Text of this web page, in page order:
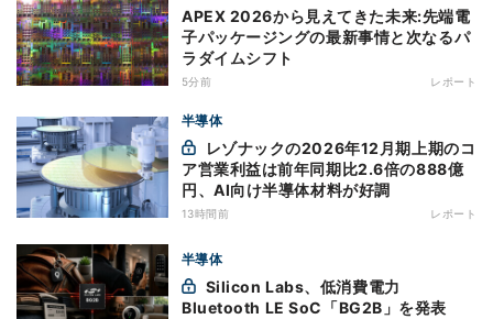
APEX 2026から見えてきた未来:先端電
子パッケージングの最新事情と次なるパ
ラダイムシフト
5分前 レポート
半導体
ア営業利益は前年同期比2.6倍の888億
円、AI向け半導体材料が好調
13時間前 レポート
半導体
Bluetooth LE SoC「BG2B」を発表